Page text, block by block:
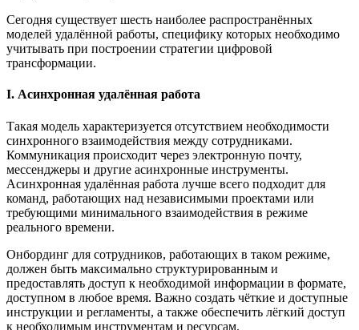
Сегодня существует шесть наиболее распространённых
моделей удалённой работы, специфику которых необходимо
учитывать при построении стратегии цифровой
трансформации.
I. Асинхронная удалённая работа
Такая модель характеризуется отсутствием необходимости
синхронного взаимодействия между сотрудниками.
Коммуникация происходит через электронную почту,
мессенджеры и другие асинхронные инструменты.
Асинхронная удалённая работа лучше всего подходит для
команд, работающих над независимыми проектами или
требующими минимального взаимодействия в режиме
реального времени.
Онбординг для сотрудников, работающих в таком режиме,
должен быть максимально структурированным и
предоставлять доступ к необходимой информации в формате,
доступном в любое время. Важно создать чёткие и доступные
инструкции и регламенты, а также обеспечить лёгкий доступ
к необходимым инструментам и ресурсам.